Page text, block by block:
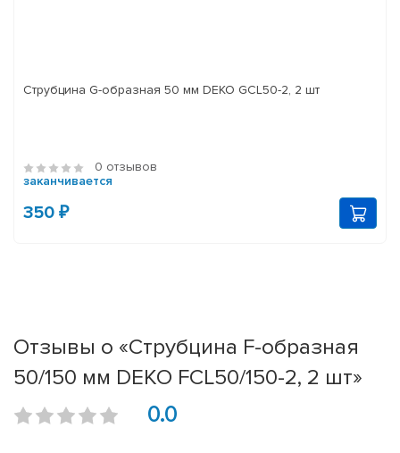
Струбцина G-образная 50 мм DEKO GCL50-2, 2 шт
0 отзывов
заканчивается
350 ₽
Отзывы о «Струбцина F-образная
50/150 мм DEKO FCL50/150-2, 2 шт»
0.0